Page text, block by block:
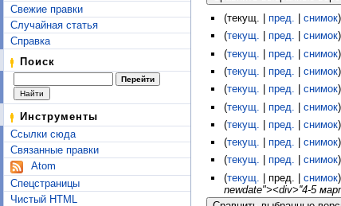
Свежие правки
Случайная статья
Справка
Поиск
Инструменты
Ссылки сюда
Связанные правки
Atom
Спецстраницы
Чистый HTML
(текущ. | пред. снимок)
(текущ. пред. снимок)
(текущ. | пред. | снимок)
(текущ. пред. снимок)
(текущ. пред. снимок)
(текущ. | пред. | снимок)
(текущ. пред. снимок)
(текущ. пред. снимок)
(текущ. пред. снимок)
(текущ. | пред. | снимок)
newdate"><div>''4-5